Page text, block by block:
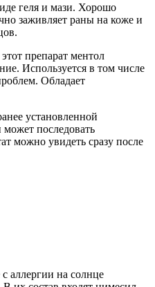
геля и мази. Хорошо
заживляет раны на коже и
препарат ментол
Используется в том числе
Обладает
установленной
последовать
можно увидеть сразу после
аллергии на солнце